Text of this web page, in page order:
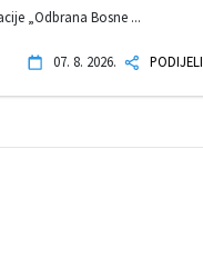
„Odbrana Bosne ...
07. 8. 2026. PODIJELI